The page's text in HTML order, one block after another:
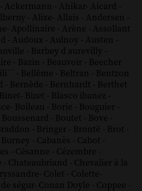
- Ackermann - Ahikar- Aicard -
- Alixe- Allais - Andersen -
- Apollinaire - Arène - Assollant
- Audoux - Aulnoy - Austen -
- Barbey d aurevilly -
- Bazin - Beauvoir - Beecher
- Bellême - Beltran - Bentzon
- Bernède - Bernhardt - Berthet
Binet- Bizet - Blasco ibanez -
- Boileau - Borie - Bouguier -
Boussenard - Boutet - Bove -
- Bringer - Brontë - Brot -
Burney - Cabanès - Cabot -
- Césanne - Cézembre -
- Chateaubriand - Chevalier à la
- Colet - Colette-
ségur- Conan Doyle - Coppee -